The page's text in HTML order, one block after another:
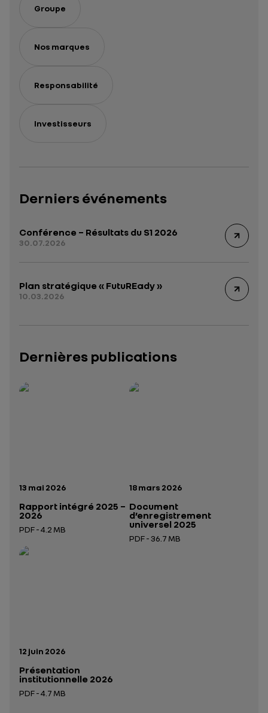
Groupe
Nos marques
Responsabilité
Investisseurs
Derniers événements
Conférence – Résultats du S1 2026
30.07.2026
Plan stratégique « FutuREady »
10.03.2026
Dernières publications
Date de publication:
13 mai 2026
Rapport intégré 2025 –
2026
PDF - 4.2 MB
Ouverture dans un nouvel onglet
Rapport intégré 2025 – 2026— données structurées (JSON)
Date de publication:
18 mars 2026
Document
d’enregistrement
universel 2025
PDF - 36.7 MB
Date de publication:
12 juin 2026
Présentation
institutionnelle 2026
PDF - 4.7 MB
Présentation institutionnelle 2026